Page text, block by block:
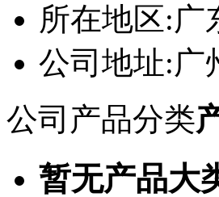
所在地区:广
公司地址:广
公司产品分类
暂无产品大